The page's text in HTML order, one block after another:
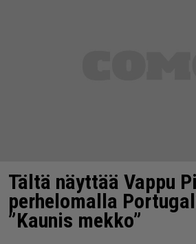
Tältä näyttää Vappu
perhelomalla
”Kaunis mekko”